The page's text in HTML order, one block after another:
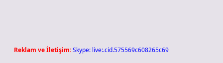
Reklam ve İletişim:Skype: live:.cid.575569c608265c69